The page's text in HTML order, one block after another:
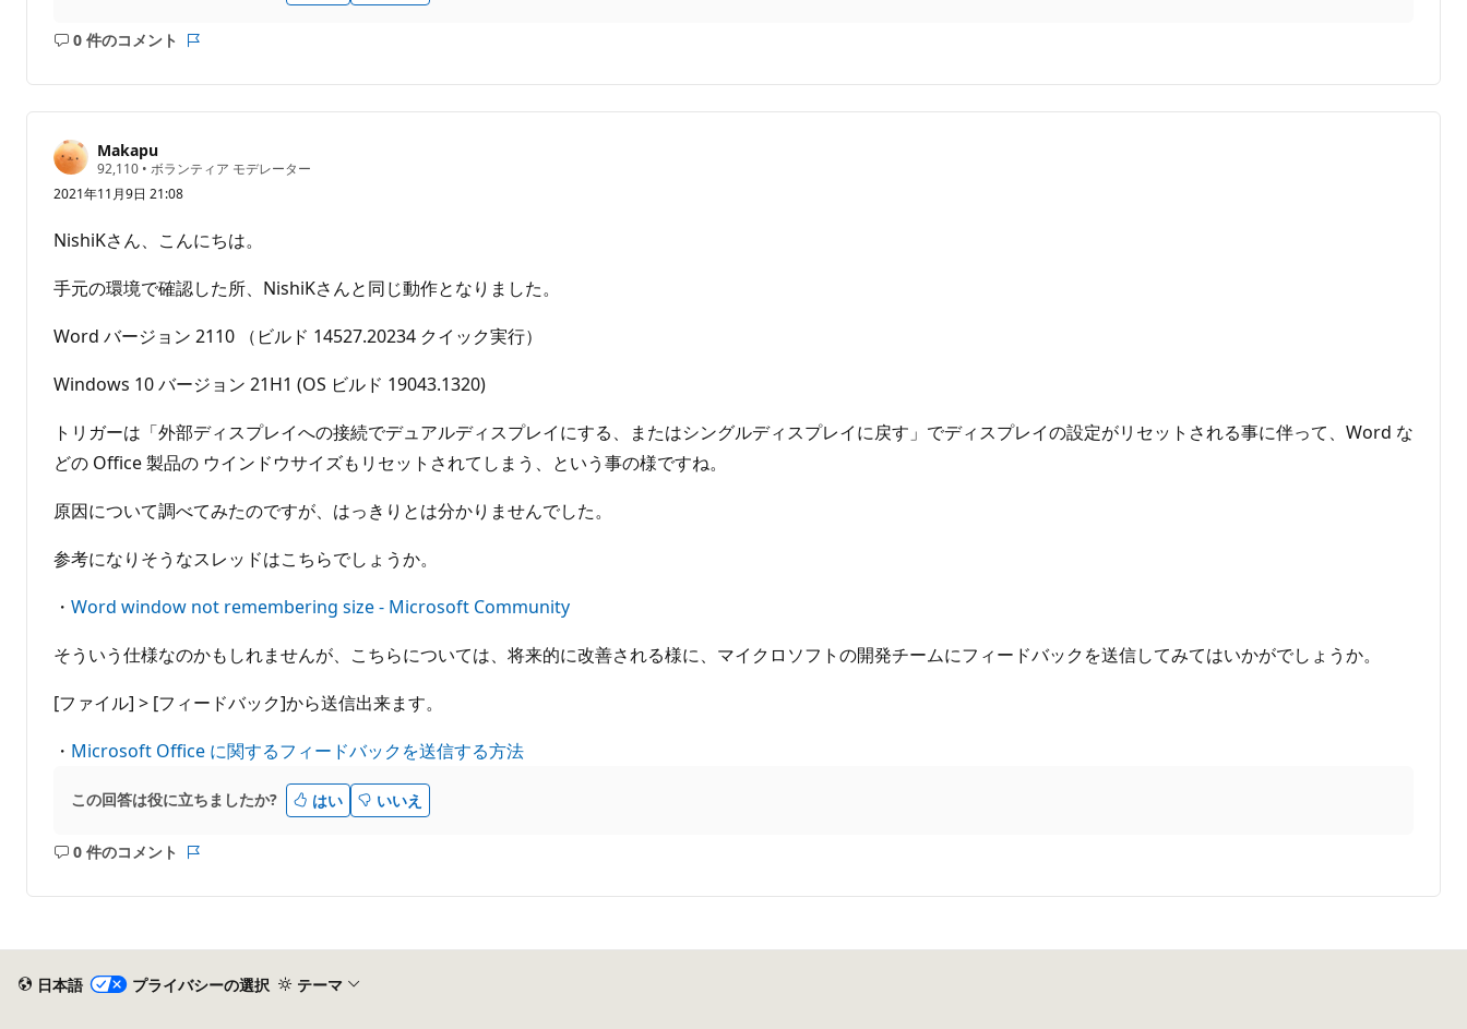
0 件のコメント
コ
ト
は
あ
り
せ
ん
ト
Makapu
92,110 評
価
の
ン
• ボランティア モデレーター
2021年11月9日 21:08
NishiKさん、こんにちは。
手元の環境で確認した所、NishiKさんと同じ動作となりました。
Word バージョン 2110 （ビルド 14527.20234 クイック実行）
Windows 10 バージョン 21H1 (OS ビルド 19043.1320)
トリガーは「外部ディスプレイへの接続でデュアルディスプレイにする、またはシングルディスプレイに戻す」でディスプレイの設定がリセットされる事に伴って、Word な
どの Office 製品の ウインドウサイズもリセットされてしまう、という事の様ですね。
原因について調べてみたのですが、はっきりとは分かりませんでした。
参考になりそうなスレッドはこちらでしょうか。
・ Word window not remembering size - Microsoft Community
そういう仕様なのかもしれませんが、こちらについては、将来的に改善される様に、マイクロソフトの開発チームにフィードバックを送信してみてはいかがでしょうか。
[ファイル] > [フィードバック]から送信出来ます。
・ Microsoft Office に関するフィードバックを送信する方法
この回答は役に立ちましたか? はい いいえ
0 件のコメント
コ
は
あ
り
日本語 プライバシーの選択 テーマ